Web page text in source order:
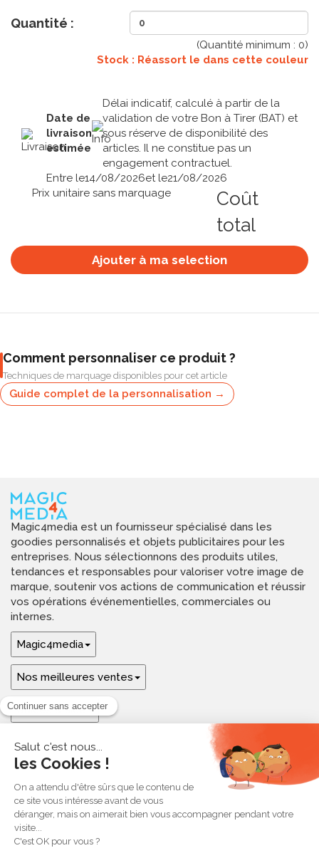
Quantité :
(Quantité minimum : 0)
Stock : Réassort le dans cette couleur
Date de
livraison
estimée
Délai indicatif, calculé à partir de la
validation de votre Bon à Tirer (BAT) et
sous réserve de disponibilité des
articles. Il ne constitue pas un
engagement contractuel.
Entre le14/08/2026et le21/08/2026
Prix unitaire sans marquage
Coût
total
Ajouter à ma selection
Comment personnaliser ce produit ?
Techniques de marquage disponibles pour cet article
Guide complet de la personnalisation →
Magic4media est un fournisseur spécialisé dans les
goodies personnalisés et objets publicitaires pour les
entreprises. Nous sélectionnons des produits utiles,
tendances et responsables pour valoriser votre image de
marque, soutenir vos actions de communication et réussir
vos opérations événementielles, commerciales ou
internes.
Magic4media
Nos meilleures ventes
Guides & aide
Ressources & inspirations